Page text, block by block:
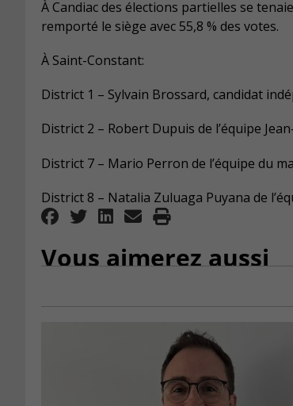
À Candiac des élections partielles se
remporté le siège avec 55,8 % des votes.
À Saint-Constant:
District 1 – Sylvain Brossard, candidat
District 2 – Robert Dupuis de l’équipe
District 7 – Mario Perron de l’équipe du
District 8 – Natalia Zuluaga Puyana de
Vous aimerez aussi